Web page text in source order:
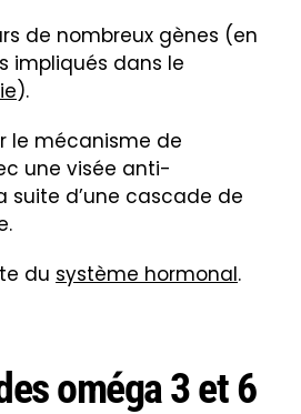
de nombreux gènes (en
impliqués dans le
).
le mécanisme de
une visée anti-
suite d’une cascade de
du système hormonal.
oméga 3 et 6